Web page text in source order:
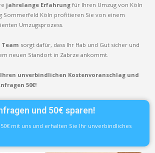
jahrelange Erfahrung für Ihren Umzug von Köln
Sommerfeld Köln profitieren Sie von einem
Umzugsprozess.
sorgt dafür, dass Ihr Hab und Gut sicher und
neuen Standort in Zabrze ankommt.
unverbindlichen Kostenvoranschlag und
50€!
und 50€ sparen!
mit uns und erhalten Sie Ihr unverbindliches